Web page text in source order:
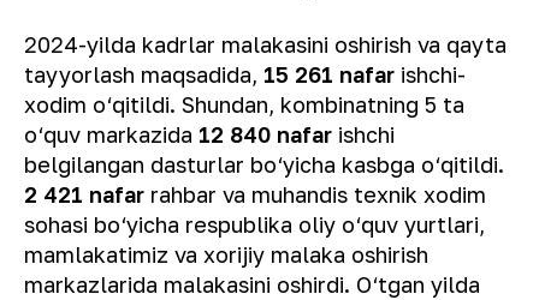
2024-yilda kadrlar malakasini oshirish va qayta
tayyorlash maqsadida, 15 261 nafar ishchi-
xodim o‘qitildi. Shundan, kombinatning 5 ta
o‘quv markazida 12 840 nafar ishchi
belgilangan dasturlar bo‘yicha kasbga o‘qitildi.
2 421 nafar rahbar va muhandis texnik xodim
sohasi bo‘yicha respublika oliy o‘quv yurtlari,
mamlakatimiz va xorijiy malaka oshirish
markazlarida malakasini oshirdi. O‘tgan yilda